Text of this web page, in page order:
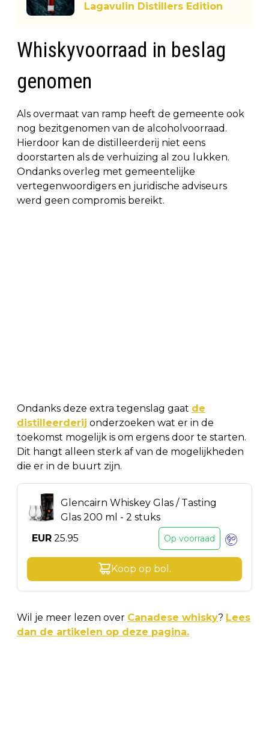
Lagavulin Distillers Edition
Whiskyvoorraad in beslag
genomen
Als overmaat van ramp heeft de gemeente ook
nog bezitgenomen van de alcoholvoorraad.
Hierdoor kan de distilleerderij niet eens
doorstarten als de verhuizing al zou lukken.
Ondanks overleg met gemeentelijke
vertegenwoordigers en juridische adviseurs
werd geen compromis bereikt.
Ondanks deze extra tegenslag gaat de
distilleerderij onderzoeken wat er in de
toekomst mogelijk is om ergens door te starten.
Dit hangt alleen sterk af van de mogelijkheden
die er in de buurt zijn.
Glencairn Whiskey Glas / Tasting
Glas 200 ml - 2 stuks
EUR 25.95 Op voorraad
Koop op bol .
Wil je meer lezen over Canadese whisky? Lees
dan de artikelen op deze pagina.